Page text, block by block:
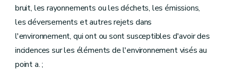
bruit, les rayonnements ou les déchets, les émissions,
les déversements et autres rejets dans
l'environnement, qui ont ou sont susceptibles d'avoir des
incidences sur les éléments de l'environnement visés au
point a. ;